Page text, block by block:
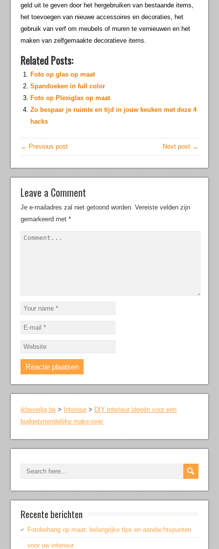
geld uit te geven door het hergebruiken van bestaande items,
het toevoegen van nieuwe accessoires en decoraties, het
gebruik van verf om meubels of muren te vernieuwen en het
maken van zelfgemaakte decoratieve items.
Related Posts:
Foto op glas op maat
Spandoeken in full color
Foto op Plexiglas op maat
Zo bespaar je ruimte en tijd in jouw keuken met deze 4
hacks
← Previous post Next post →
Leave a Comment
Je e-mailadres zal niet getoond worden. Vereiste velden zijn
gemarkeerd met*
ikbeveilig.be > Interieur > DIY interieur ideeën voor een
budgetvriendelijke make-over
Recente berichten
Fotobehang op maat: belangrijke tips en aandachtspunten
voor uw interieur